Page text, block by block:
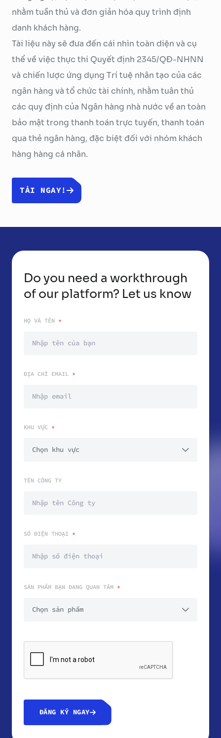
nhằm tuần thủ và đơn giản hóa quy trình định
danh khách hàng.
Tài liệu này sẽ đưa đến cái nhìn toàn diện và cụ
thể về việc thực thi Quyết định 2345/QĐ-NHNN
và chiến lược ứng dụng Trí tuệ nhân tạo của các
ngân hàng và tổ chức tài chính, nhằm tuân thủ
các quy định của Ngân hàng nhà nước về an toàn
bảo mật trong thanh toán trực tuyến, thanh toán
qua thẻ ngân hàng, đặc biệt đối với nhóm khách
hàng hàng cá nhân.
TẢI NGAY!
Do you need a workthrough
of our platform? Let us know
HỌ VÀ TÊN *
ĐỊA CHỈ EMAIL *
KHU VỰC *
TÊN CÔNG TY
SỐ ĐIỆN THOẠI *
SẢN PHẨM BẠN ĐANG QUAN TÂM *
ĐĂNG KÝ NGAY